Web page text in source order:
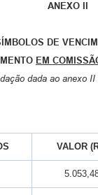
ANEXO II
DE
EM
dada ao anexo II
VALOR